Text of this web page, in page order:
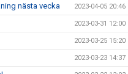
nästa vecka 2023-04-05 20:46
2023-03-31 12:00
2023-03-25 15:20
2023-03-23 14:37